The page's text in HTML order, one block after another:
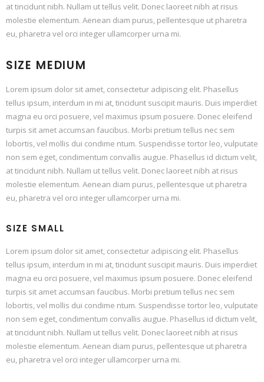
at tincidunt nibh. Nullam ut tellus velit. Donec laoreet nibh at risus
molestie elementum. Aenean diam purus, pellentesque ut pharetra
eu, pharetra vel orci integer ullamcorper urna mi.
SIZE MEDIUM
Lorem ipsum dolor sit amet, consectetur adipiscing elit. Phasellus
tellus ipsum, interdum in mi at, tincidunt suscipit mauris. Duis imperdiet
magna eu orci posuere, vel maximus ipsum posuere. Donec eleifend
turpis sit amet accumsan faucibus. Morbi pretium tellus nec sem
lobortis, vel mollis dui condime ntum. Suspendisse tortor leo, vulputate
non sem eget, condimentum convallis augue. Phasellus id dictum velit,
at tincidunt nibh. Nullam ut tellus velit. Donec laoreet nibh at risus
molestie elementum. Aenean diam purus, pellentesque ut pharetra
eu, pharetra vel orci integer ullamcorper urna mi.
SIZE SMALL
Lorem ipsum dolor sit amet, consectetur adipiscing elit. Phasellus
tellus ipsum, interdum in mi at, tincidunt suscipit mauris. Duis imperdiet
magna eu orci posuere, vel maximus ipsum posuere. Donec eleifend
turpis sit amet accumsan faucibus. Morbi pretium tellus nec sem
lobortis, vel mollis dui condime ntum. Suspendisse tortor leo, vulputate
non sem eget, condimentum convallis augue. Phasellus id dictum velit,
at tincidunt nibh. Nullam ut tellus velit. Donec laoreet nibh at risus
molestie elementum. Aenean diam purus, pellentesque ut pharetra
eu, pharetra vel orci integer ullamcorper urna mi.